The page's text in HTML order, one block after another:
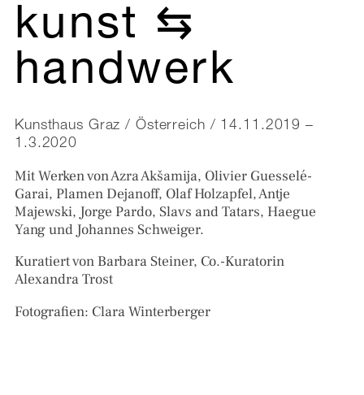
kunst ⇆
handwerk
Kunsthaus Graz / Österreich / 14.11.2019 –
1.3.2020
Mit Werken von Azra Akšamija, Olivier Guesselé-
Garai, Plamen Dejanoff, Olaf Holzapfel, Antje
Majewski, Jorge Pardo, Slavs and Tatars, Haegue
Yang und Johannes Schweiger.
Kuratiert von Barbara Steiner, Co.-Kuratorin
Alexandra Trost
Fotografien: Clara Winterberger